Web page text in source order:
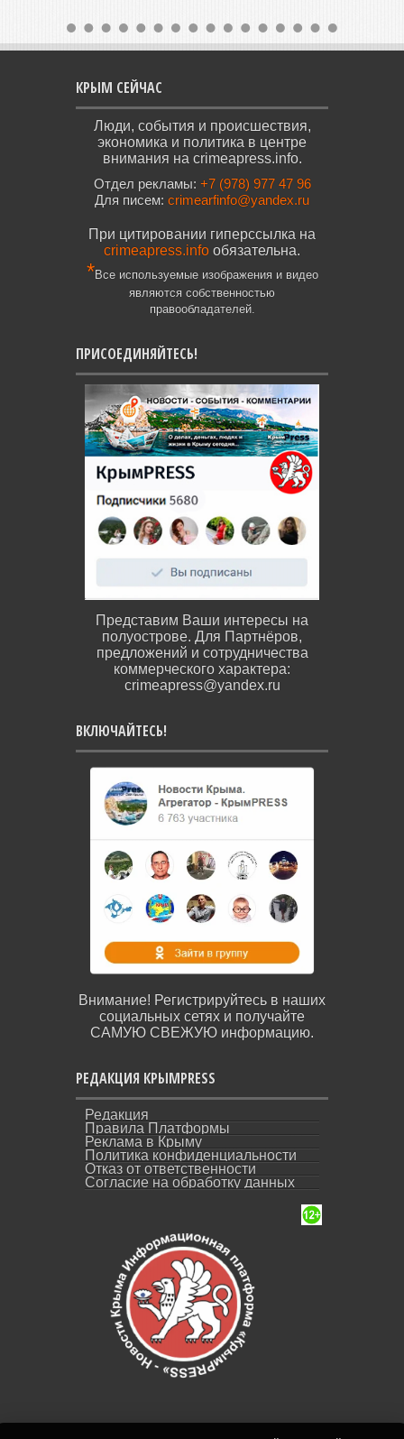
КРЫМ СЕЙЧАС
Люди, события и происшествия,
экономика и политика в центре
внимания на crimeapress.info.
Отдел рекламы: +7 (978) 977 47 96
Для писем: crimearfinfo@yandex.ru
При цитировании гиперссылка на
crimeapress.info обязательна.
*Все используемые изображения и видео
являются собственностью
правообладателей.
ПРИСОЕДИНЯЙТЕСЬ!
Представим Ваши интересы на
полуострове. Для Партнёров,
предложений и сотрудничества
коммерческого характера:
crimeapress@yandex.ru
ВКЛЮЧАЙТЕСЬ!
Внимание! Регистрируйтесь в наших
социальных сетях и получайте
САМУЮ СВЕЖУЮ информацию.
РЕДАКЦИЯ КРЫМPRESS
Редакция
Правила Платформы
Реклама в Крыму
Политика конфиденциальности
Отказ от ответственности
Согласие на обработку данных